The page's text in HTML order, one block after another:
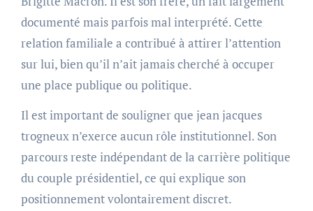
documenté mais parfois mal interprété. Cette
relation familiale a contribué à attirer l’attention
sur lui, bien qu’il n’ait jamais cherché à occuper
une place publique ou politique.
Il est important de souligner que jean jacques
trogneux n’exerce aucun rôle institutionnel. Son
parcours reste indépendant de la carrière politique
du couple présidentiel, ce qui explique son
positionnement volontairement discret.